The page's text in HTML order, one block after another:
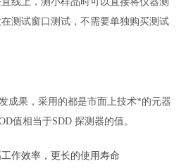
测试窗口测试，不需要单独购买测试
成果，采用的都是市面上技术*的元器
值相当于SDD 探测器的值。
作效率，更长的使用寿命